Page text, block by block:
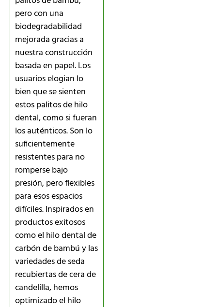
pero con una
biodegradabilidad
mejorada gracias a
nuestra construcción
basada en papel. Los
usuarios elogian lo
bien que se sienten
estos palitos de hilo
dental, como si fueran
los auténticos. Son lo
suficientemente
resistentes para no
romperse bajo
presión, pero flexibles
para esos espacios
difíciles. Inspirados en
productos exitosos
como el hilo dental de
carbón de bambú y las
variedades de seda
recubiertas de cera de
candelilla, hemos
optimizado el hilo